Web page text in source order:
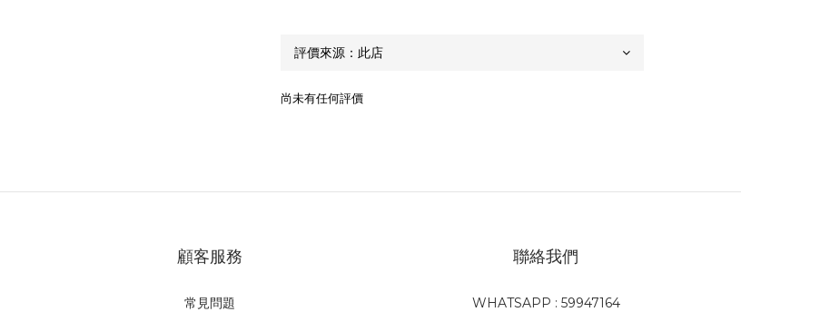
尚未有任何評價
顧客服務
常見問題
聯絡我們
WHATSAPP : 59947164